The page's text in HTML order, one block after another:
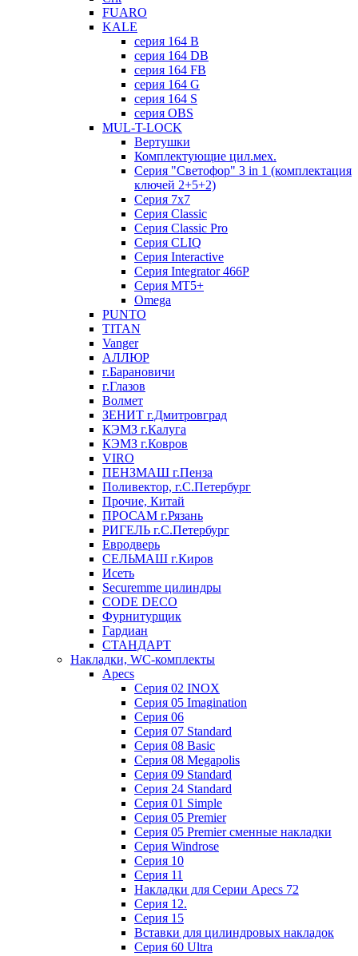
FUARO
KALE
серия 164 B
серия 164 DB
серия 164 FB
серия 164 G
серия 164 S
серия OBS
MUL-T-LOCK
Вертушки
Комплектующие цил.мех.
Серия "Светофор" 3 in 1 (комплектация
ключей 2+5+2)
Серия 7х7
Серия Classic
Серия Classic Pro
Серия CLIQ
Серия Interactive
Серия Integrator 466P
Серия MT5+
Omega
PUNTO
TITAN
Vanger
АЛЛЮР
г.Барановичи
г.Глазов
Волмет
ЗЕНИТ г.Дмитровград
КЭМЗ г.Калуга
КЭМЗ г.Ковров
VIRO
ПЕНЗМАШ г.Пенза
Поливектор, г.С.Петербург
Прочие, Китай
ПРОСАМ г.Рязань
РИГЕЛЬ г.С.Петербург
Евродверь
СЕЛЬМАШ г.Киров
Исеть
Securemme цилиндры
CODE DECO
Фурнитурщик
Гардиан
СТАНДАРТ
Накладки, WC-комплекты
Apecs
Cерия 02 INOX
Cерия 05 Imagination
Cерия 06
Cерия 07 Standard
Cерия 08 Basic
Cерия 08 Megapolis
Cерия 09 Standard
Cерия 24 Standard
Серия 01 Simple
Серия 05 Premier
Серия 05 Premier сменные накладки
Cерия Windrose
Серия 10
Серия 11
Накладки для Серии Apecs 72
Серия 12.
Серия 15
Вставки для цилиндровых накладок
Серия 60 Ultra